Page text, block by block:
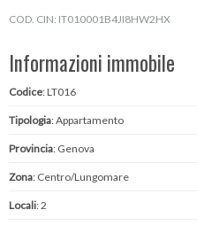
COD. CIN: IT010001B4JI8HW2HX
Informazioni immobile
Codice: LT016
Tipologia: Appartamento
Provincia: Genova
Zona: Centro/Lungomare
Locali: 2